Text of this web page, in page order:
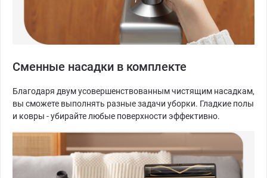
Сменные насадки в комплекте
Благодаря двум усовершенствованным чистящим насадкам,
вы сможете выполнять разные задачи уборки. Гладкие полы
и ковры - убирайте любые поверхности эффективно.